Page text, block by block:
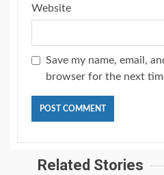
Website
Save my name, email,
browser for the next
Related Stories